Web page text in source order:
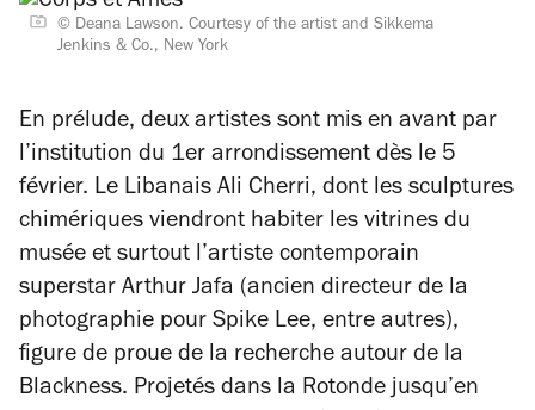
© Deana Lawson. Courtesy of the artist and Sikkema
Jenkins & Co., New York
En prélude, deux artistes sont mis en avant par
l’institution du 1er arrondissement dès le 5
février. Le Libanais Ali Cherri, dont les sculptures
chimériques viendront habiter les vitrines du
musée et surtout l’artiste contemporain
superstar Arthur Jafa (ancien directeur de la
photographie pour Spike Lee, entre autres),
figure de proue de la recherche autour de la
Blackness. Projetés dans la Rotonde jusqu’en